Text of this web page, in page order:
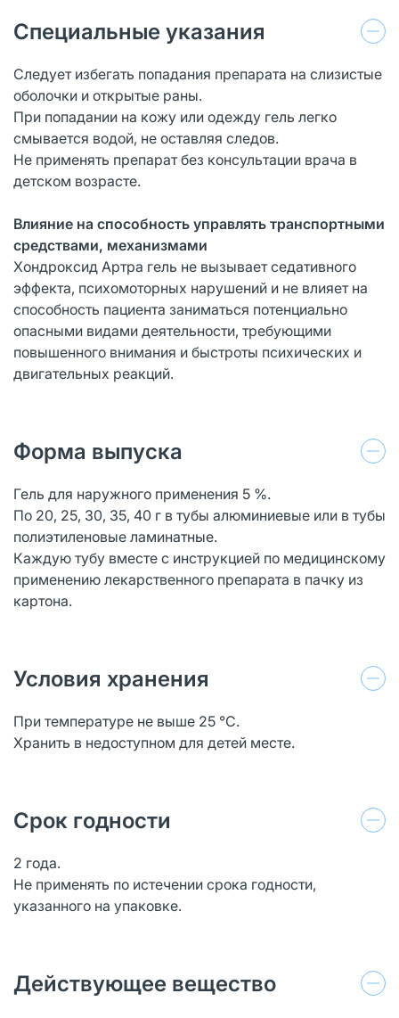
Специальные указания
Следует избегать попадания препарата на слизистые
оболочки и открытые раны.
При попадании на кожу или одежду гель легко
смывается водой, не оставляя следов.
Не применять препарат без консультации врача в
детском возрасте.
Влияние на способность управлять транспортными
средствами, механизмами
Хондроксид Артра гель не вызывает седативного
эффекта, психомоторных нарушений и не влияет на
способность пациента заниматься потенциально
опасными видами деятельности, требующими
повышенного внимания и быстроты психических и
двигательных реакций.
Форма выпуска
Гель для наружного применения 5 %.
По 20, 25, 30, 35, 40 г в тубы алюминиевые или в тубы
полиэтиленовые ламинатные.
Каждую тубу вместе с инструкцией по медицинскому
применению лекарственного препарата в пачку из
картона.
Условия хранения
При температуре не выше 25 °С.
Хранить в недоступном для детей месте.
Срок годности
2 года.
Не применять по истечении срока годности,
указанного на упаковке.
Действующее вещество